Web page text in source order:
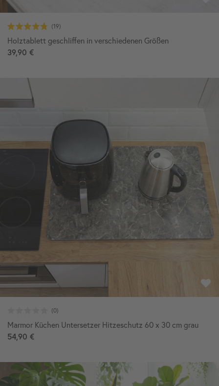
Holztablett geschliffen in verschiedenen Größen
39,90 €
Marmor Küchen Untersetzer Hitzeschutz 60 x 30 cm grau
54,90 €